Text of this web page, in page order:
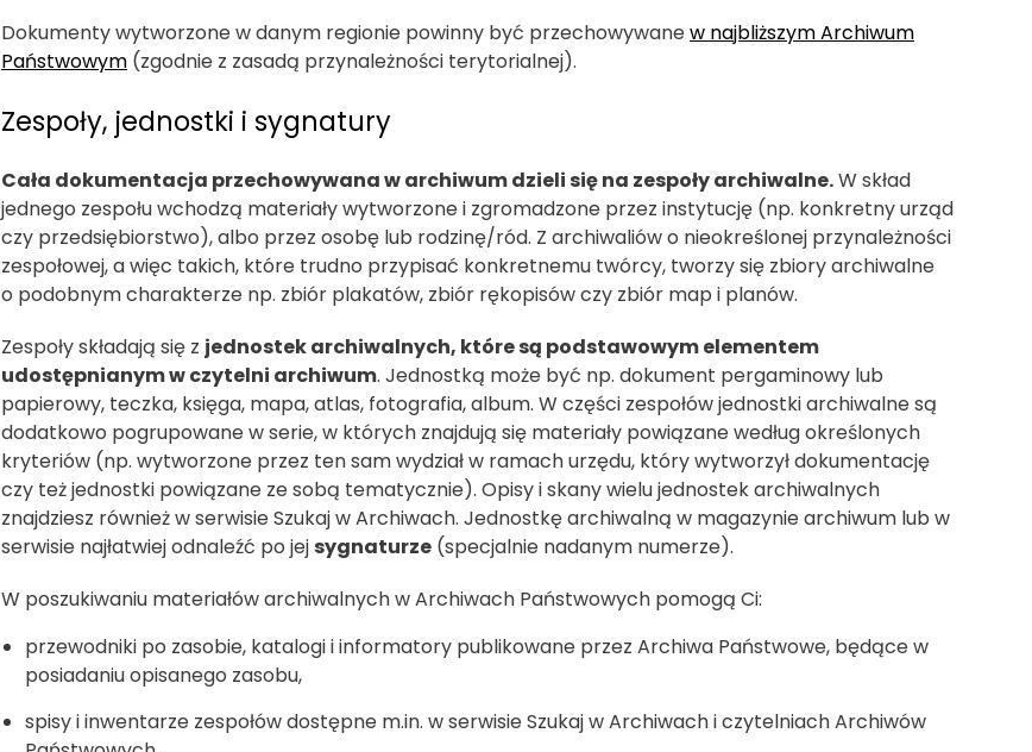
Dokumenty wytworzone w danym regionie powinny być przechowywanew najbliższym Archiwum
Państwowym (zgodnie z zasadą przynależności terytorialnej).
Zespoły, jednostki i sygnatury
Cała dokumentacja przechowywana w archiwum dzieli się na zespoły archiwalne.W skład
jednego zespołu wchodzą materiały wytworzone i zgromadzone przez instytucję (np. konkretny urząd
czy przedsiębiorstwo), albo przez osobę lub rodzinę/ród. Z archiwaliów o nieokreślonej przynależności
zespołowej, a więc takich, które trudno przypisać konkretnemu twórcy, tworzy się zbiory archiwalne
o podobnym charakterze np. zbiór plakatów, zbiór rękopisów czy zbiór map i planów.
Zespoły składają się z jednostek archiwalnych, które są podstawowym elementem
udostępnianym w czytelni archiwum. Jednostką może być np. dokument pergaminowy lub
papierowy, teczka, księga, mapa, atlas, fotografia, album. W części zespołów jednostki archiwalne są
dodatkowo pogrupowane w serie, w których znajdują się materiały powiązane według określonych
kryteriów (np. wytworzone przez ten sam wydział w ramach urzędu, który wytworzył dokumentację
czy też jednostki powiązane ze sobą tematycznie). Opisy i skany wielu jednostek archiwalnych
znajdziesz również w serwisie Szukaj w Archiwach. Jednostkę archiwalną w magazynie archiwum lub w
serwisie najłatwiej odnaleźć po jej sygnaturze (specjalnie nadanym numerze).
W poszukiwaniu materiałów archiwalnych w Archiwach Państwowych pomogą Ci:
przewodniki po zasobie, katalogi i informatory publikowane przez Archiwa Państwowe, będące w
posiadaniu opisanego zasobu,
spisy i inwentarze zespołów dostępne m.in. w serwisie Szukaj w Archiwach i czytelniach Archiwów